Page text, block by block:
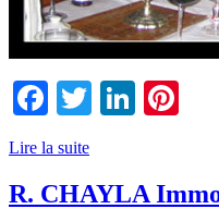
Facebook
Twitter
Lire la suite
R. CHAYLA